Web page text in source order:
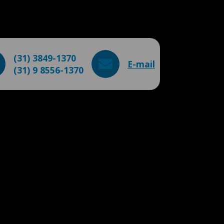
(31) 3849-1370
(31) 9 8556-1370
WhatsApp
E-mail